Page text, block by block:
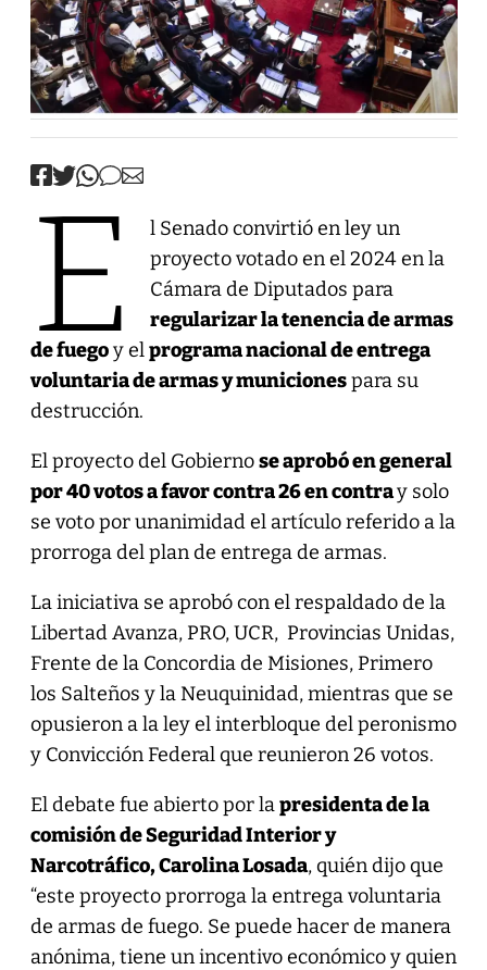
E
l Senado convirtió en ley un
proyecto votado en el 2024 en la
Cámara de Diputados para
regularizar la tenencia de armas
de fuegoy elprograma nacional de entrega
voluntaria de armas y municionespara su
destrucción.
El proyecto del Gobiernose aprobó en general
por 40 votos a favor contra 26 en contray solo
se voto por unanimidad el artículo referido a la
prorroga del plan de entrega de armas.
La iniciativa se aprobó con el respaldado de la
Libertad Avanza, PRO, UCR, Provincias Unidas,
Frente de la Concordia de Misiones, Primero
los Salteños y la Neuquinidad, mientras que se
opusieron a la ley el interbloque del peronismo
y Convicción Federal que reunieron 26 votos.
El debate fue abierto por lapresidenta de la
comisión de Seguridad Interior y
Narcotráfico, Carolina Losada, quién dijo que
“este proyecto prorroga la entrega voluntaria
de armas de fuego. Se puede hacer de manera
anónima, tiene un incentivo económico y quien